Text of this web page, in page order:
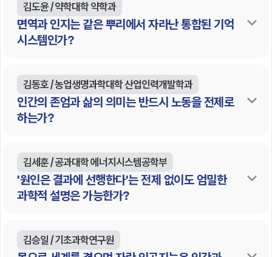
면역과 인지는 같은 뿌리에서 자라난 통합된 기억
시스템인가?
김도윤 / 약학대학 약학과
인간의 존엄과 삶의 의미는 반드시 노동을 전제로
하는가?
김동호 / 농업생명과학대학 산업인력개발학과
'원인은 결과에 선행한다'는 전제 없이도 엄밀한
과학적 설명은 가능한가?
김세훈 / 공과대학 에너지시스템공학부
김승일 / 기초과학연구원